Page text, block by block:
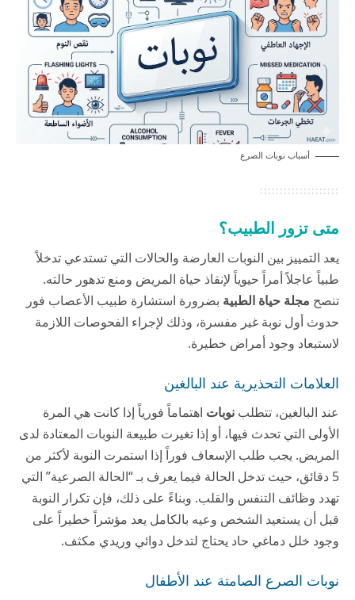
أسباب نوبات الصرع
متى تزور الطبيب؟
يعد التمييز بين النوبات العارضة والحالات التي تستدعي تدخلاً
طبياً عاجلاً أمراً حيوياً لإنقاذ حياة المريض ومنع تدهور حالته.
تنصح مجلة حياة الطبية بضرورة استشارة طبيب الأعصاب فور
حدوث أول نوبة غير مفسرة، وذلك لإجراء الفحوصات اللازمة
لاستبعاد وجود أمراض خطيرة.
العلامات التحذيرية عند البالغين
عند البالغين، تتطلب نوبات اهتماماً فورياً إذا كانت هي المرة
الأولى التي تحدث فيها، أو إذا تغيرت طبيعة النوبات المعتادة لدى
المريض. يجب طلب الإسعاف فوراً إذا استمرت النوبة لأكثر من
5 دقائق، حيث تدخل الحالة فيما يعرف بـ “الحالة الصرعية” التي
تهدد وظائف التنفس والقلب. وبناءً على ذلك، فإن تكرار النوبة
قبل أن يستعيد الشخص وعيه بالكامل يعد مؤشراً خطيراً على
وجود خلل دماغي حاد يحتاج لتدخل دوائي وريدي مكثف.
نوبات الصرع الصامتة عند الأطفال